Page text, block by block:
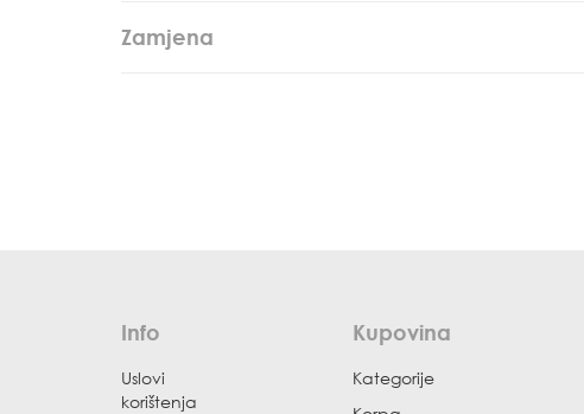
Zamjena
Info
Uslovi
korištenja
Kupovina
Kategorije